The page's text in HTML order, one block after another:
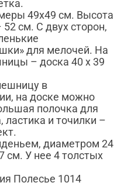
49х49 см. Высота
см. С двух сторон,
для мелочей. На
– доска 40 х 39
в
на доске можно
полочка для
ластика и точилки –
диаметром 24
см. У нее 4 толстых
Полесье 1014